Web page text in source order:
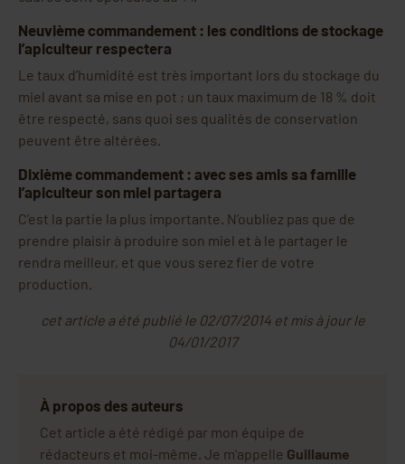
Neuvième commandement : les conditions de stockage
l’apiculteur respectera
Le taux d’humidité est très important lors du stockage du
miel avant sa mise en pot ; un taux maximum de 18 % doit
être respecté, sans quoi ses qualités de conservation
peuvent être altérées.
Dixième commandement : avec ses amis sa famille
l’apiculteur son miel partagera
C’est la partie la plus importante. N’oubliez pas que de
prendre plaisir à produire son miel et à le partager le
rendra meilleur, et que vous serez fier de votre
production.
cet article a été publié le 02/07/2014 et mis à jour le
04/01/2017
À propos des auteurs
Cet article a été rédigé par mon équipe de
rédacteurs et moi-même. Je m'appelle Guillaume